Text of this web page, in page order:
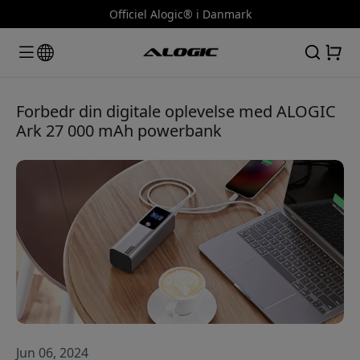
Officiel Alogic® i Danmark
Forbedr din digitale oplevelse med ALOGIC
Ark 27 000 mAh powerbank
Jun 06, 2024